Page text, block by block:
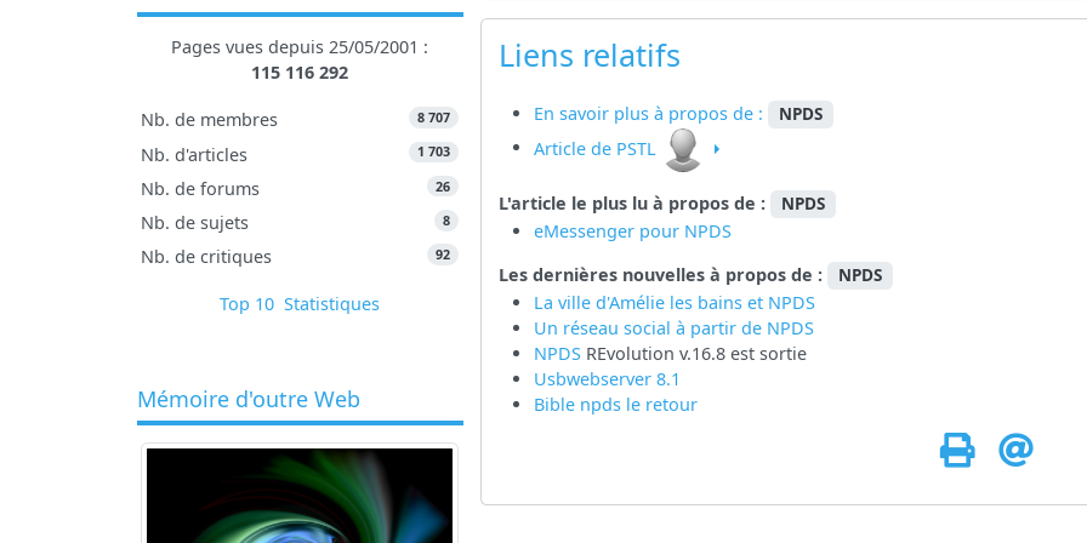
Pages vues depuis 25/05/2001 :
115 116 292
Nb. de membres 8 707
Nb. d'articles 1 703
Nb. de forums 26
Nb. de sujets 8
Nb. de critiques 92
Top 10 Statistiques
Mémoire d'outre Web
Liens relatifs
En savoir plus à propos de : NPDS
Article de PSTL
L'article le plus lu à propos de : NPDS
eMessenger pour NPDS
Les dernières nouvelles à propos de :
NPDS
La ville d'Amélie les bains et NPDS
Un réseau social à partir de NPDS
NPDS REvolution v.16.8 est sortie
Usbwebserver 8.1
Bible npds le retour